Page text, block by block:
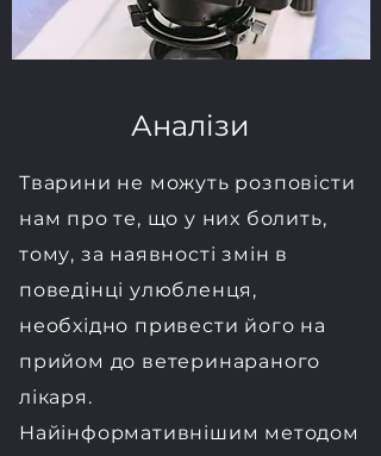
Аналізи
Тварини не можуть розповісти
нам про те, що у них болить,
тому, за наявності змін в
поведінці улюбленця,
необхідно привести його на
прийом до ветеринараного
лікаря.
​Найінформативнішим методом